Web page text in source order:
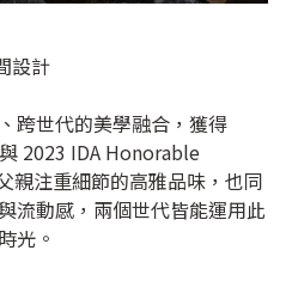
設計
跨世代的美學融合，獲得
2023 IDA Honorable
親注重細節的高雅品味，也同
流動感，兩個世代皆能運用此
光。